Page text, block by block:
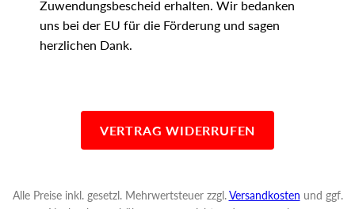
Zuwendungsbescheid erhalten. Wir bedanken
uns bei der EU für die Förderung und sagen
herzlichen Dank.
VERTRAG WIDERRUFEN
Alle Preise inkl. gesetzl. Mehrwertsteuer zzgl.Versandkosten und ggf.